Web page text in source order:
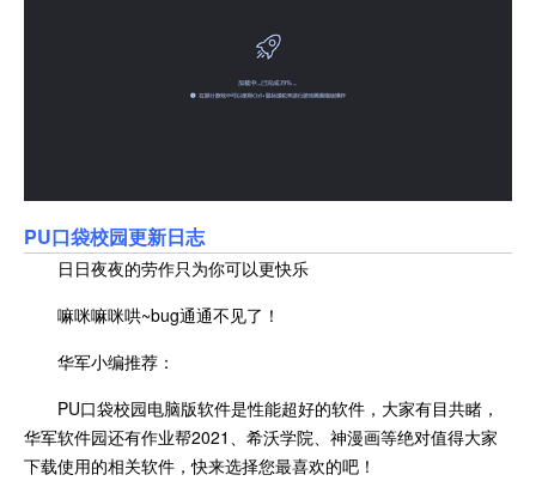
PU口袋校园更新日志
日日夜夜的劳作只为你可以更快乐
嘛咪嘛咪哄~bug通通不见了！
华军小编推荐：
PU口袋校园电脑版软件是性能超好的软件，大家有目共睹，
华军软件园还有作业帮2021、希沃学院、神漫画等绝对值得大家
下载使用的相关软件，快来选择您最喜欢的吧！